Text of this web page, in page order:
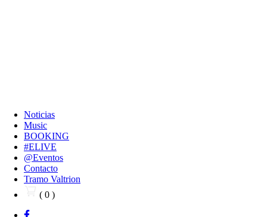
Noticias
Music
BOOKING
#ELIVE
@Eventos
Contacto
Tramo Valtrion
( 0 )